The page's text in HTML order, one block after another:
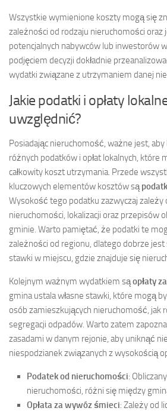
Wszystkie wymienione koszty mogą się
zależności od rodzaju nieruchomości oraz
potencjalnych nabywców lub inwestorów
podjęciem decyzji dokładnie
wydatki związane z utrzymaniem danej
Jakie podatki i opłaty
uwzględnić?
Posiadając nieruchomość, ważne jest,
różnych podatków i opłat lokalnych, które
całkowity koszt utrzymania. Przede
kluczowych elementów kosztów są
Wysokość tego podatku zazwyczaj zależy
nieruchomości, lokalizacji oraz przepisów
gminie. Warto pamiętać, że podatki te
zależności od regionu, dlatego dobrze
stawki w miejscu, gdzie znajduje się
Kolejnym ważnym wydatkiem sąopłaty
gmina ustala własne stawki, które mogą
osób zamieszkujących nieruchomość, jak
segregacji odpadów. Warto zatem
zasadami w danym rejonie, aby uniknąć
niespodzianek związanych z wysokością
Podatek od nieruchomości:
nieruchomości, różni się między
Opłata za wywóz śmieci: Zależy od